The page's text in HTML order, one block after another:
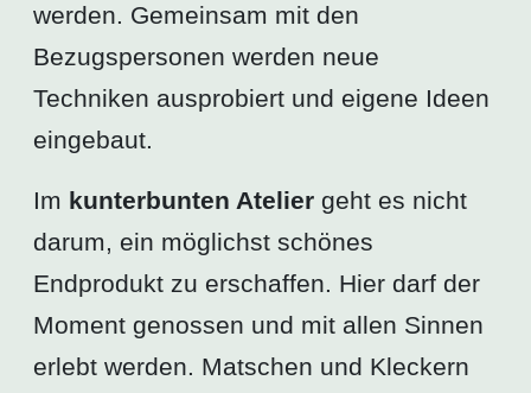
werden. Gemeinsam mit den
Bezugspersonen werden neue
Techniken ausprobiert und eigene Ideen
eingebaut.
Im kunterbunten Atelier geht es nicht
darum, ein möglichst schönes
Endprodukt zu erschaffen. Hier darf der
Moment genossen und mit allen Sinnen
erlebt werden. Matschen und Kleckern